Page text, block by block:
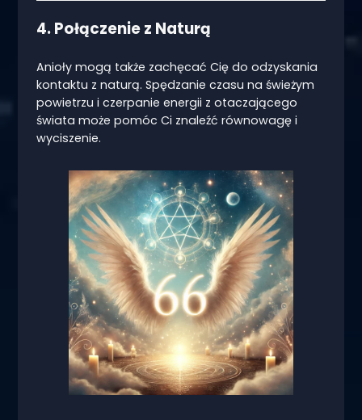
4. Połączenie z Naturą
Anioły mogą także zachęcać Cię do odzyskania
kontaktu z naturą. Spędzanie czasu na świeżym
powietrzu i czerpanie energii z otaczającego
świata może pomóc Ci znaleźć równowagę i
wyciszenie.